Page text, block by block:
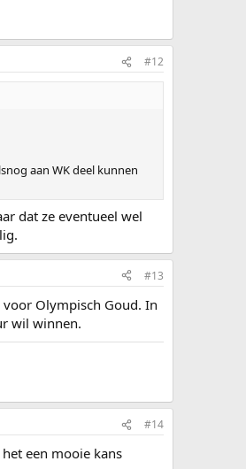
#12
aan WK deel kunnen
dat ze eventueel wel
#13
Olympisch Goud. In
wil winnen.
#14
een mooie kans